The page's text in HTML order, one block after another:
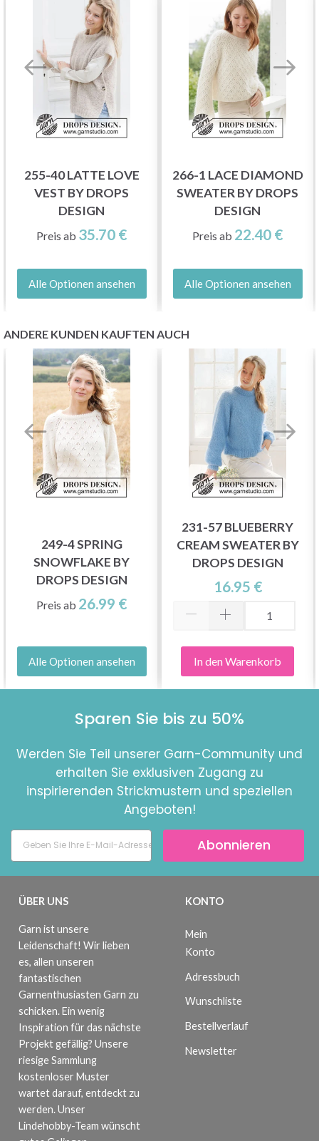
255-40 LATTE LOVE
VEST BY DROPS
DESIGN
Preis ab 35.70 €
Alle Optionen ansehen
266-1 LACE DIAMOND
SWEATER BY DROPS
DESIGN
Preis ab 22.40 €
Alle Optionen ansehen
ANDERE KUNDEN KAUFTEN AUCH
249-4 SPRING
SNOWFLAKE BY
DROPS DESIGN
Preis ab 26.99 €
Alle Optionen ansehen
231-57 BLUEBERRY
CREAM SWEATER BY
DROPS DESIGN
16.95 €
In den Warenkorb
Sparen Sie bis zu 50%
Werden Sie Teil unserer Garn-Community und
erhalten Sie exklusiven Zugang zu
inspirierenden Strickmustern und speziellen
Angeboten!
Abonnieren
ÜBER UNS
Garn ist unsere
Leidenschaft! Wir lieben
es, allen unseren
fantastischen
Garnenthusiasten Garn zu
schicken. Ein wenig
Inspiration für das nächste
Projekt gefällig? Unsere
riesige Sammlung
kostenloser Muster
wartet darauf, entdeckt zu
werden. Unser
Lindehobby-Team wünscht
KONTO
Mein
Konto
Adressbuch
Wunschliste
Bestellverlauf
Newsletter